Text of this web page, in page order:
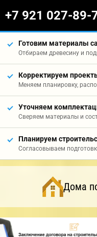
+7 921 027-89-
Готовим материалы
Отбираем древесину и
Корректируем
Меняем планировку,
Уточняем
Сверяем материалы и
Планируем
Согласовываем
Дома